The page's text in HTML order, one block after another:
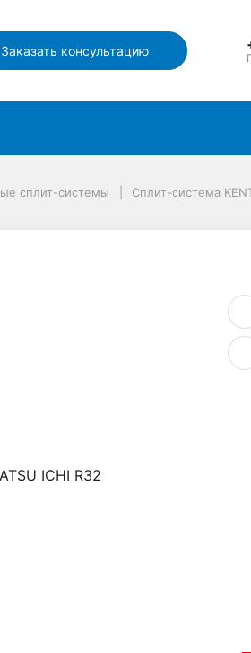
Заказать консультацию
сплит-системы Сплит-система